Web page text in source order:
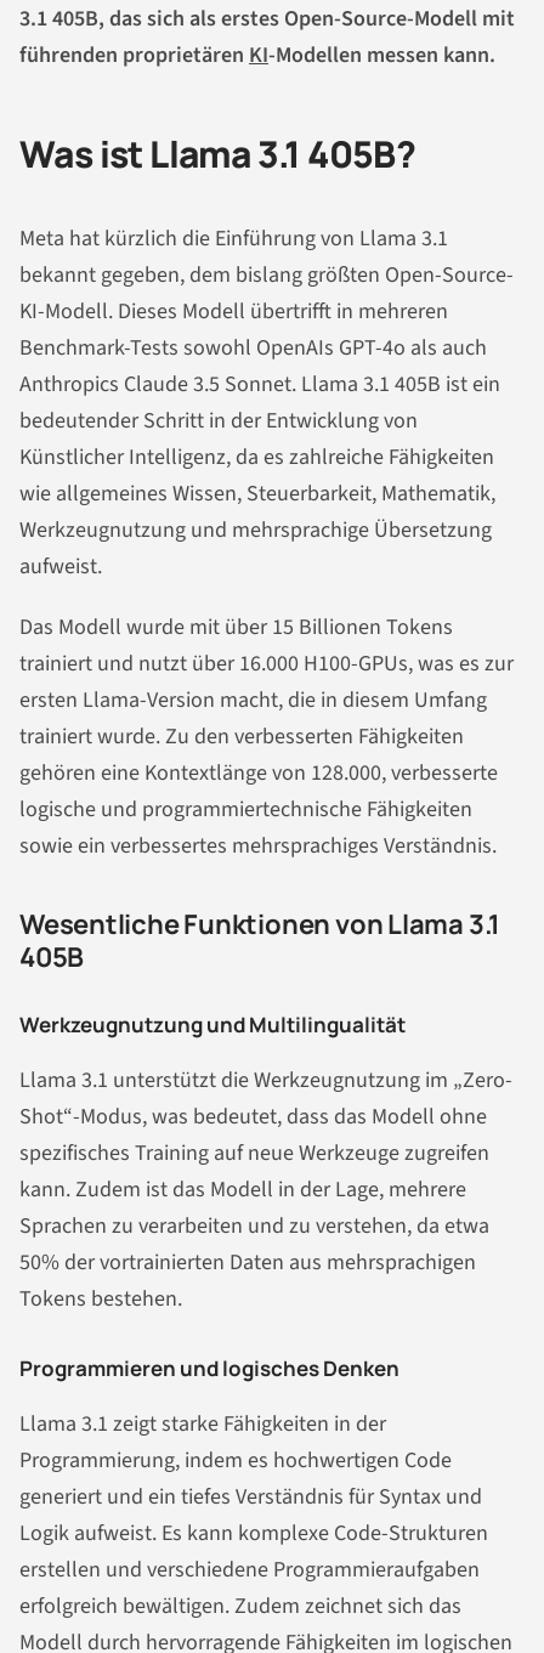
3.1 405B, das sich als erstes Open-Source-Modell mit
führenden proprietären KI-Modellen messen kann.
Was ist Llama 3.1 405B?
Meta hat kürzlich die Einführung von Llama 3.1
bekannt gegeben, dem bislang größten Open-Source-
KI-Modell. Dieses Modell übertrifft in mehreren
Benchmark-Tests sowohl OpenAIs GPT-4o als auch
Anthropics Claude 3.5 Sonnet. Llama 3.1 405B ist ein
bedeutender Schritt in der Entwicklung von
Künstlicher Intelligenz, da es zahlreiche Fähigkeiten
wie allgemeines Wissen, Steuerbarkeit, Mathematik,
Werkzeugnutzung und mehrsprachige Übersetzung
aufweist.
Das Modell wurde mit über 15 Billionen Tokens
trainiert und nutzt über 16.000 H100-GPUs, was es zur
ersten Llama-Version macht, die in diesem Umfang
trainiert wurde. Zu den verbesserten Fähigkeiten
gehören eine Kontextlänge von 128.000, verbesserte
logische und programmiertechnische Fähigkeiten
sowie ein verbessertes mehrsprachiges Verständnis.
Wesentliche Funktionen von Llama 3.1
405B
Werkzeugnutzung und Multilingualität
Llama 3.1 unterstützt die Werkzeugnutzung im „Zero-
Shot“-Modus, was bedeutet, dass das Modell ohne
spezifisches Training auf neue Werkzeuge zugreifen
kann. Zudem ist das Modell in der Lage, mehrere
Sprachen zu verarbeiten und zu verstehen, da etwa
50% der vortrainierten Daten aus mehrsprachigen
Tokens bestehen.
Programmieren und logisches Denken
Llama 3.1 zeigt starke Fähigkeiten in der
Programmierung, indem es hochwertigen Code
generiert und ein tiefes Verständnis für Syntax und
Logik aufweist. Es kann komplexe Code-Strukturen
erstellen und verschiedene Programmieraufgaben
erfolgreich bewältigen. Zudem zeichnet sich das
Modell durch hervorragende Fähigkeiten im logischen